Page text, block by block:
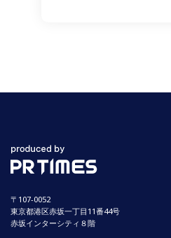
〒107-0052
東京都港区赤坂一丁目11番44号
赤坂インターシティ８階